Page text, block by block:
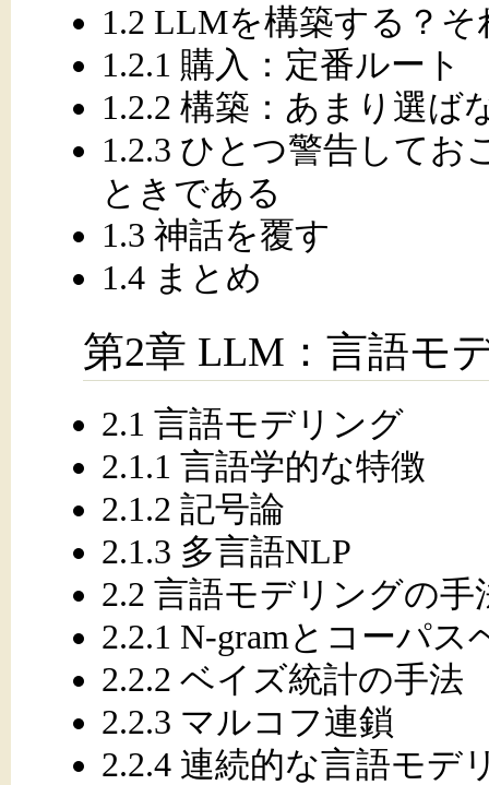
1.2 LLMを構築する？
1.2.1 購入：定番ルート
1.2.2 構築：あまり選ば
1.2.3 ひとつ警告してお
ときである
1.3 神話を覆す
1.4 まとめ
第2章 LLM：言語モ
2.1 言語モデリング
2.1.1 言語学的な特徴
2.1.2 記号論
2.1.3 多言語NLP
2.2 言語モデリングの手
2.2.1 N-gramとコーパス
2.2.2 ベイズ統計の手法
2.2.3 マルコフ連鎖
2.2.4 連続的な言語モデ